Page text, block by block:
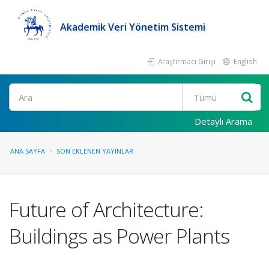
Akademik Veri Yönetim Sistemi
Araştırmacı Girişi English
Ara
Detaylı Arama
ANA SAYFA SON EKLENEN YAYINLAR
Future of Architecture:
Buildings as Power Plants